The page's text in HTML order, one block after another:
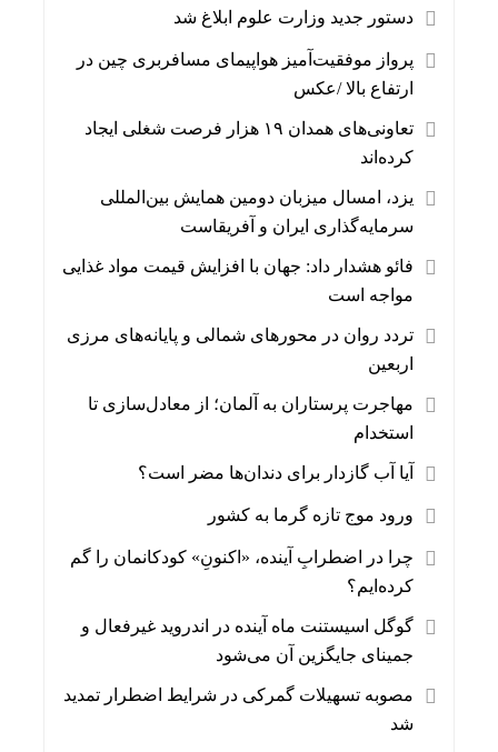
دستور جدید وزارت علوم ابلاغ شد
پرواز موفقیت‌آمیز هواپیمای مسافربری چین در
ارتفاع بالا /عکس
تعاونی‌های همدان ۱۹ هزار فرصت شغلی ایجاد
کرده‌اند
یزد، امسال میزبان دومین همایش بین‌المللی
سرمایه‌گذاری ایران و آفریقاست
فائو هشدار داد: جهان با افزایش قیمت مواد غذایی
مواجه است
تردد روان در محورهای شمالی و پایانه‌های مرزی
اربعین
مهاجرت پرستاران به آلمان؛ از معادل‌سازی تا
استخدام
آیا آب گازدار برای دندان‌ها مضر است؟
ورود موج تازه گرما به کشور
چرا در اضطرابِ آینده، «اکنونِ» کودکانمان را گم
کرده‌ایم؟
گوگل اسیستنت ماه آینده در اندروید غیرفعال و
جمینای جایگزین آن می‌شود
مصوبه تسهیلات گمرکی در شرایط اضطرار تمدید
شد